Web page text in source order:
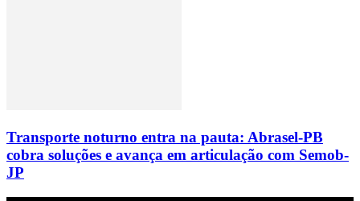
Transporte noturno entra na pauta: Abrasel-PB
cobra soluções e avança em articulação com Semob-
JP